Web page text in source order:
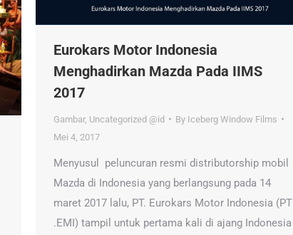
Eurokars Motor Indonesia
Menghadirkan Mazda Pada IIMS
2017
Gambar, Uncategorized @id By Iceberg Window Films
Mei 4, 2017
Menyusul peluncuran resmi distributorship mobil
Mazda di Indonesia yang berlangsung pada 14
maret 2017 lalu, PT. Eurokars Motor Indonesia (PT
.EMI) tampil untuk pertama kali di ajang Indonesia